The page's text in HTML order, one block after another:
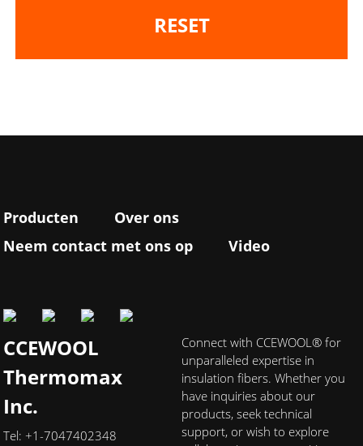
RESET
Producten
Over ons
Neem contact met ons op
Video
CCEWOOL
Thermomax
Inc.
Tel: +1-7047402348
Connect with CCEWOOL® for
unparalleled expertise in
insulation fibers. Whether you
have inquiries about our
products, seek technical
support, or wish to explore